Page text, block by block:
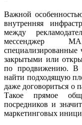
Важной
внутренняя
между
мессенджер
специализированные
закрытыми или
по продвижению. В
найти подходящую
даже договориться о
Такое прямое
посредников и
маркетинговых